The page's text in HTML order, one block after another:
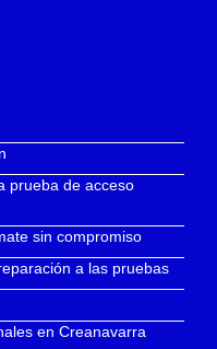
prueba de acceso
sin compromiso
a las pruebas
en Creanavarra